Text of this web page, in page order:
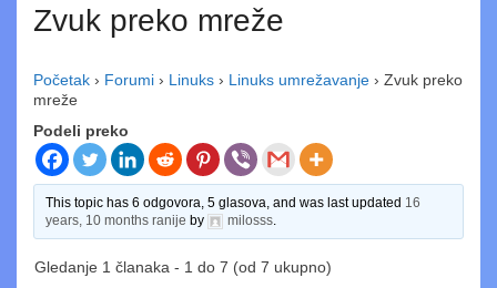
Zvuk preko mreže
Početak › Forumi › Linuks › Linuks umrežavanje › Zvuk preko
mreže
Podeli preko
This topic has 6 odgovora, 5 glasova, and was last updated 16
years, 10 months ranije by milosss
Gledanje 1 članaka - 1 do 7 (od 7 ukupno)